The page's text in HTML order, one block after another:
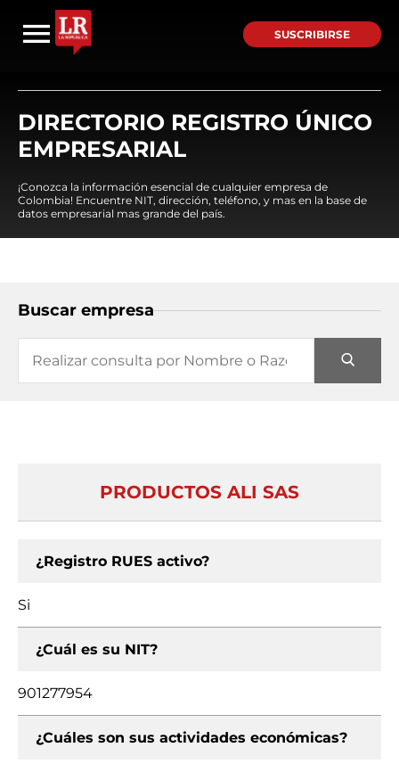
SUSCRIBIRSE
DIRECTORIO REGISTRO ÚNICO
EMPRESARIAL
¡Conozca la información esencial de cualquier empresa de
Colombia! Encuentre NIT, dirección, teléfono, y mas en la base de
datos empresarial mas grande del país.
Buscar empresa
PRODUCTOS ALI SAS
¿Registro RUES activo?
Si
¿Cuál es su NIT?
901277954
¿Cuáles son sus actividades económicas?